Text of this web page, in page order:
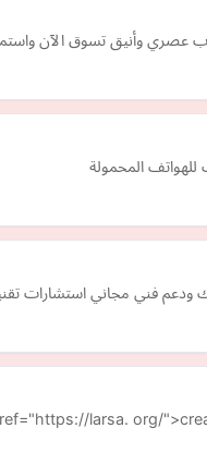
عصري وأنيق تسوق الآن
المحمولة
larsa. org/